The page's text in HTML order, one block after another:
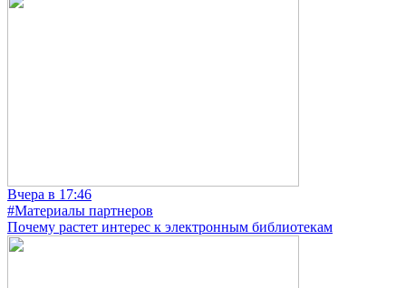
Вчера в 17:46
#Материалы партнеров
Почему растет интерес к электронным библиотекам